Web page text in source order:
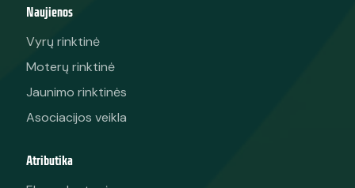
Naujienos
Vyrų rinktinė
Moterų rinktinė
Jaunimo rinktinės
Asociacijos veikla
Atributika